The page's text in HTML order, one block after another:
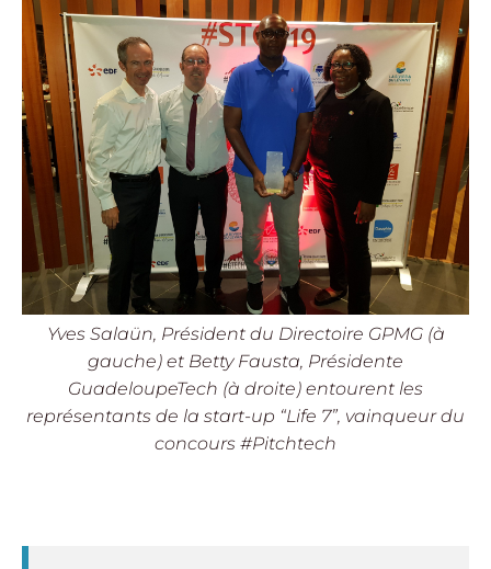
Yves Salaün, Président du Directoire GPMG (à
gauche) et Betty Fausta, Présidente
GuadeloupeTech (à droite) entourent les
représentants de la start-up “Life 7”, vainqueur du
concours #Pitchtech